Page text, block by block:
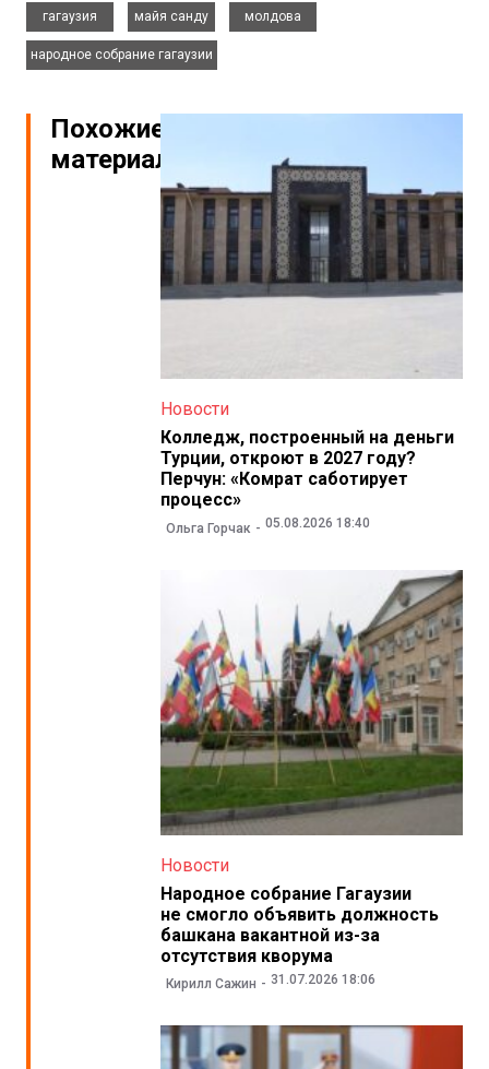
гагаузия
майя санду
молдова
народное собрание гагаузии
Похожие
материалы
Новости
Колледж, построенный на деньги
Турции, откроют в 2027 году?
Перчун: «Комрат саботирует
процесс»
Ольга Горчак 05.08.2026 18:40
Новости
Народное собрание Гагаузии
не смогло объявить должность
башкана вакантной из-за
отсутствия кворума
Кирилл Сажин 31.07.2026 18:06